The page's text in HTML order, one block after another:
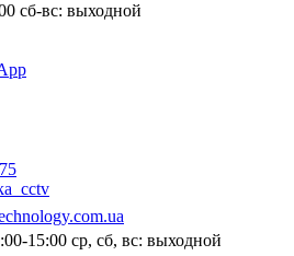
сб-вс: выходной
15:00 ср, сб, вс: выходной